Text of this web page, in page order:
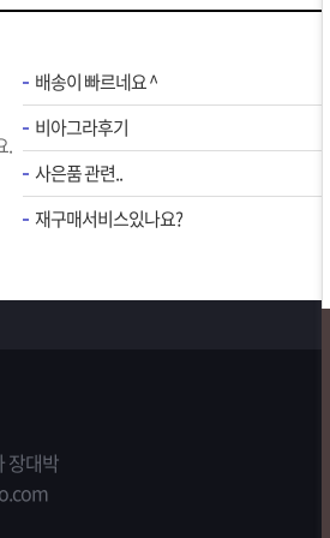
.
배송이 빠르네요 ^
비아그라후기
사은품 관련..
재구매서비스있나요?
장대박